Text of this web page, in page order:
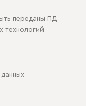
переданы ПД
технологий